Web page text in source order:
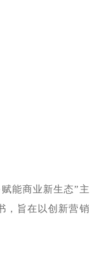
能商业新生态”主
，旨在以创新营销